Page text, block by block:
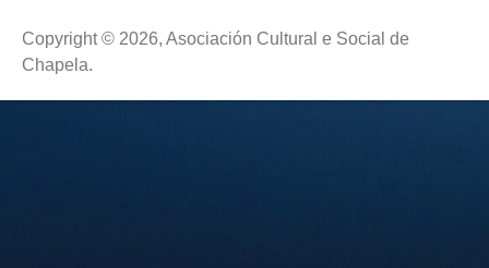
Copyright © 2026, Asociación Cultural e Social de
Chapela.